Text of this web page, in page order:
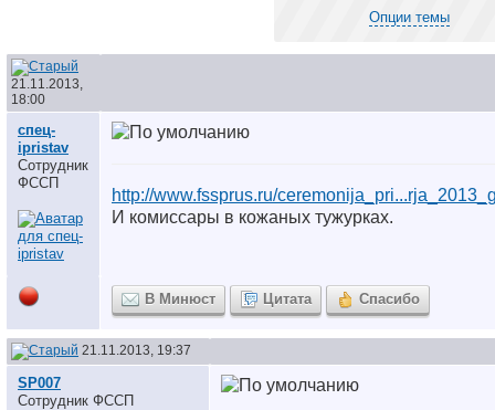
Опции темы
21.11.2013,
18:00
спец-
ipristav
Сотрудник
ФССП
http://www.fssprus.ru/
И комиссары в кожаных тужурках.
В Минюст Цитата Спасибо
21.11.2013, 19:37
SP007
Сотрудник ФССП